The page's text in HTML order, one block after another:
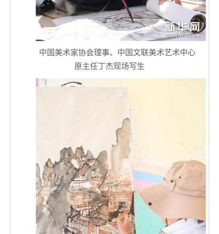
中国美术家协会理事、中国文联美术艺术中心
原主任丁杰现场写生